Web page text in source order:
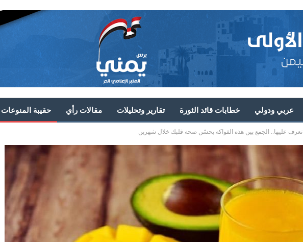
عربي ودولي خطابات قائد الثورة تقارير وتحليلات مقالات رأي حقيبة المنوعات
تعرف عليها.. الجمع بين هذه الفواكه يحسّن صحة قلبك خلال شهرين